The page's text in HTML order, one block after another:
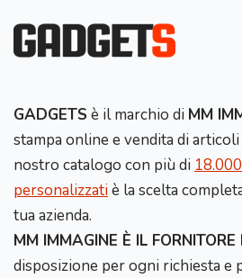
GADGETS è il marchio di MM
stampa online e vendita di
nostro catalogo con più di
personalizzatiè la scelta
tua azienda.
MM IMMAGINE È IL FORNITORE
disposizione per ogni richiesta e